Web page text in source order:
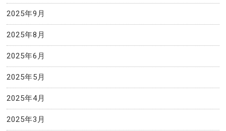
2025年9月
2025年8月
2025年6月
2025年5月
2025年4月
2025年3月